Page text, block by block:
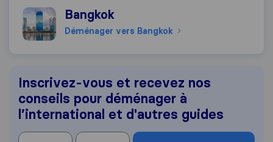
Déménager vers Bangkok
Bangkok
Déménager vers Bangkok
Inscrivez-vous et recevez nos
conseils pour déménager à
l’international et d'autres guides